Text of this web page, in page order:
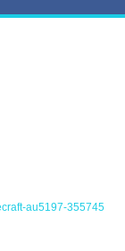
au5197-355745